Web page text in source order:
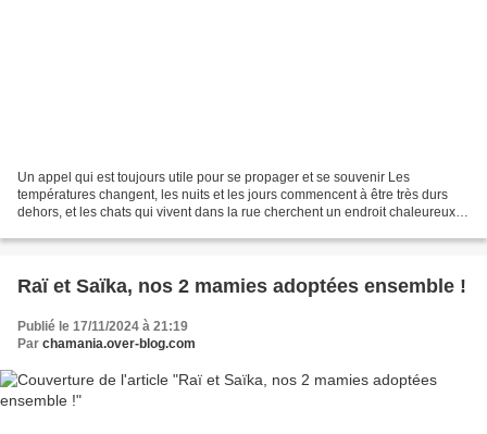
Un appel qui est toujours utile pour se propager et se souvenir Les
températures changent, les nuits et les jours commencent à être très durs
dehors, et les chats qui vivent dans la rue cherchent un endroit chaleureux
Raï et Saïka, nos 2 mamies adoptées ensemble !
Publié le 17/11/2024 à 21:19
Par chamania.over-blog.com